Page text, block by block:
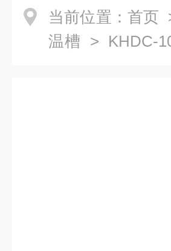
当前位置： 首页
温槽 > KHDC-